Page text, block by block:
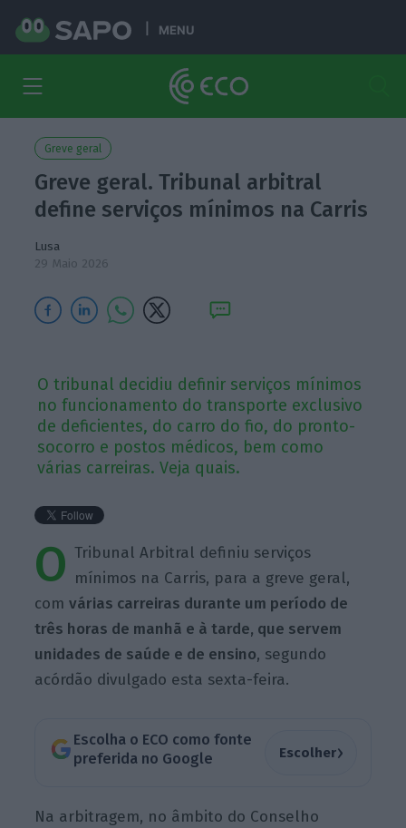
MENU
Greve geral
Greve geral. Tribunal arbitral
define serviços mínimos na Carris
Lusa
29 Maio 2026
O tribunal decidiu definir serviços mínimos
no funcionamento do transporte exclusivo
de deficientes, do carro do fio, do pronto-
socorro e postos médicos, bem como
várias carreiras. Veja quais.
O Tribunal Arbitral definiu serviços
mínimos na Carris, para a greve geral,
comvárias carreiras durante um período de
três horas de manhã e à tarde, que servem
unidades de saúde e de ensino, segundo
acórdão divulgado esta sexta-feira.
Escolha o ECO como fonte
preferida no Google
Escolher›
Na arbitragem, no âmbito do Conselho